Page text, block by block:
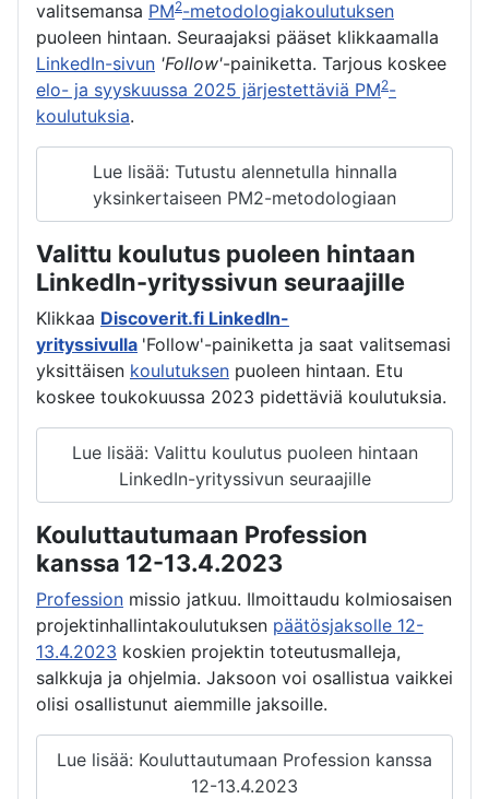
valitsemansa PM2-metodologiakoulutuksen
puoleen hintaan. Seuraajaksi pääset klikkaamalla
LinkedIn-sivun 'Follow'-painiketta. Tarjous koskee
elo- ja syyskuussa 2025 järjestettäviä PM2-
koulutuksia.
Lue lisää: Tutustu alennetulla hinnalla
yksinkertaiseen PM2-metodologiaan
Valittu koulutus puoleen hintaan
LinkedIn-yrityssivun seuraajille
Klikkaa Discoverit.fi LinkedIn-
yrityssivulla 'Follow'-painiketta ja saat valitsemasi
yksittäisen koulutuksen puoleen hintaan. Etu
koskee toukokuussa 2023 pidettäviä koulutuksia.
Lue lisää: Valittu koulutus puoleen hintaan
LinkedIn-yrityssivun seuraajille
Kouluttautumaan Profession
kanssa 12-13.4.2023
Profession missio jatkuu. Ilmoittaudu kolmiosaisen
projektinhallintakoulutuksen päätösjaksolle 12-
13.4.2023 koskien projektin toteutusmalleja,
salkkuja ja ohjelmia. Jaksoon voi osallistua vaikkei
olisi osallistunut aiemmille jaksoille.
Lue lisää: Kouluttautumaan Profession kanssa
12-13.4.2023